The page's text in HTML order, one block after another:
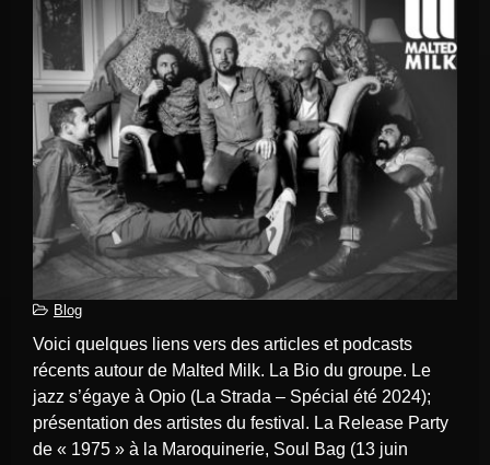
Blog
Voici quelques liens vers des articles et podcasts
récents autour de Malted Milk. La Bio du groupe. Le
jazz s’égaye à Opio (La Strada – Spécial été 2024);
présentation des artistes du festival. La Release Party
de « 1975 » à la Maroquinerie, Soul Bag (13 juin